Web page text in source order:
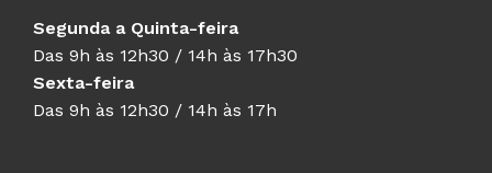
Segunda a Quinta-feira
Das 9h às 12h30 / 14h às 17h30
Sexta-feira
Das 9h às 12h30 / 14h às 17h